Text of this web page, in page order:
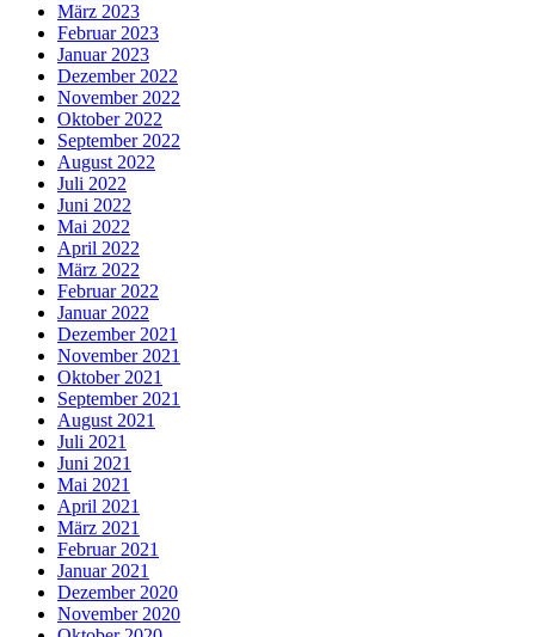
März 2023
Februar 2023
Januar 2023
Dezember 2022
November 2022
Oktober 2022
September 2022
August 2022
Juli 2022
Juni 2022
Mai 2022
April 2022
März 2022
Februar 2022
Januar 2022
Dezember 2021
November 2021
Oktober 2021
September 2021
August 2021
Juli 2021
Juni 2021
Mai 2021
April 2021
März 2021
Februar 2021
Januar 2021
Dezember 2020
November 2020